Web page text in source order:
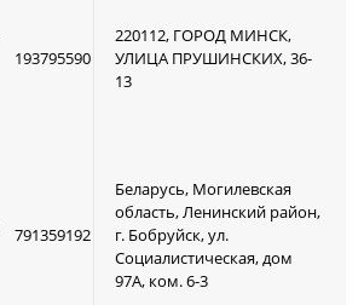
193795590
220112, ГОРОД МИНСК,
УЛИЦА ПРУШИНСКИХ, 36-
13
791359192
Беларусь, Могилевская
область, Ленинский район,
г. Бобруйск, ул.
Социалистическая, дом
97А, ком. 6-3